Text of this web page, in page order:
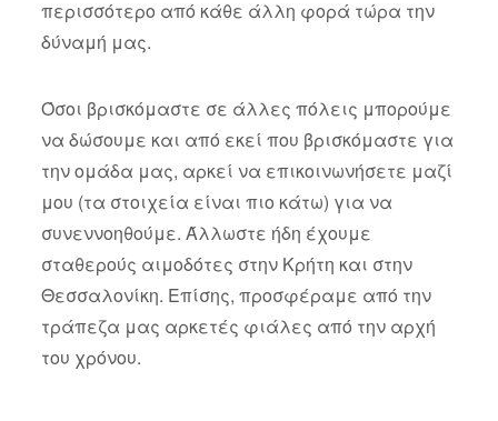
περισσότερο από κάθε άλλη φορά τώρα την
δύναμή μας.
Όσοι βρισκόμαστε σε άλλες πόλεις μπορούμε
να δώσουμε και από εκεί που βρισκόμαστε για
την ομάδα μας, αρκεί να επικοινωνήσετε μαζί
μου (τα στοιχεία είναι πιο κάτω) για να
συνεννοηθούμε. Άλλωστε ήδη έχουμε
σταθερούς αιμοδότες στην Κρήτη και στην
Θεσσαλονίκη. Επίσης, προσφέραμε από την
τράπεζα μας αρκετές φιάλες από την αρχή
του χρόνου.